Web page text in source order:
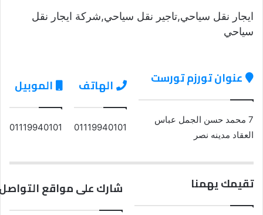
ايجار نقل سياحي,تاجير نقل سياحي,شركة ايجار نقل
سياحي
عنوان تورزم تورست
7 محمد حسن الجمل عباس
العقاد مدينه نصر
الهاتف
01119940101
الموبيل
01119940101
تقيمك يهمنا شارك على مواقع